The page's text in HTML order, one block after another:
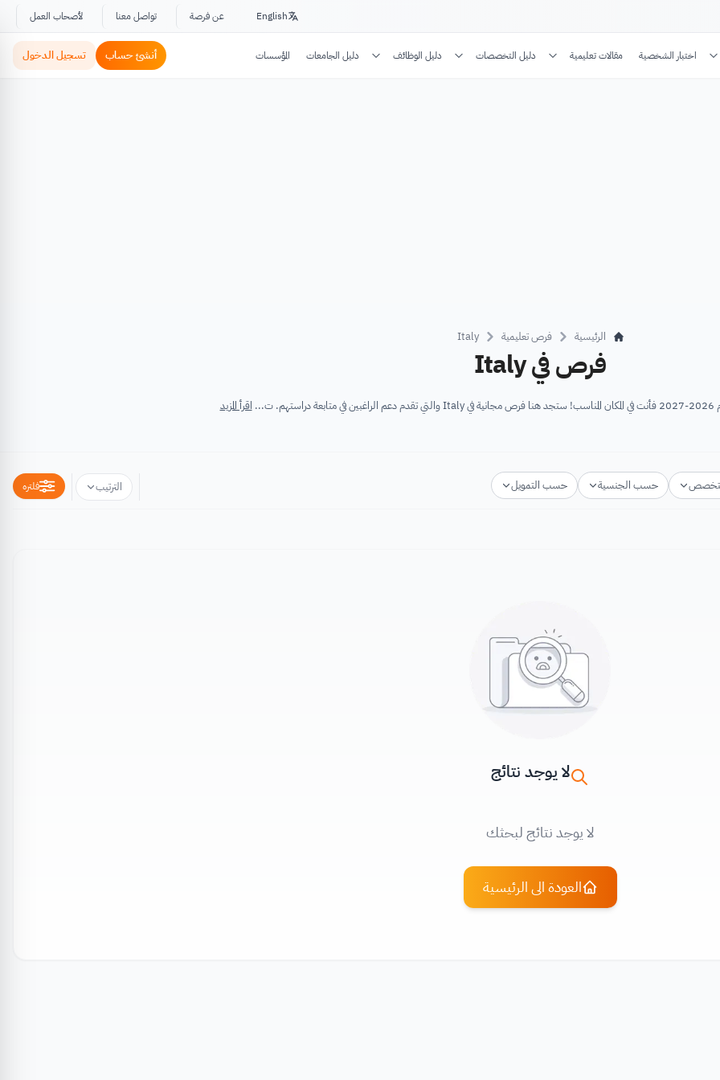
English عن فرصة تواصل معنا لأصحاب العمل
اختبار الشخصية مقالات تعليمية دليل التخصصات دليل الوظائف دليل الجامعات المؤسسات أنشئ حساب تسجيل الدخول
الرئيسية فرص تعليمية Italy
فرص في Italy
اقرأ المزيد
حسب الجنسية حسب التمويل الترتيب فلتره
لا يوجد نتائج
لا يوجد نتائج لبحثك
العودة الى الرئيسية